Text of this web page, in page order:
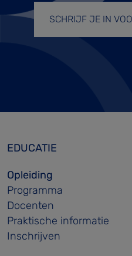
SCHRIJF JE IN
EDUCATIE
Opleiding
Programma
Docenten
Praktische informatie
Inschrijven